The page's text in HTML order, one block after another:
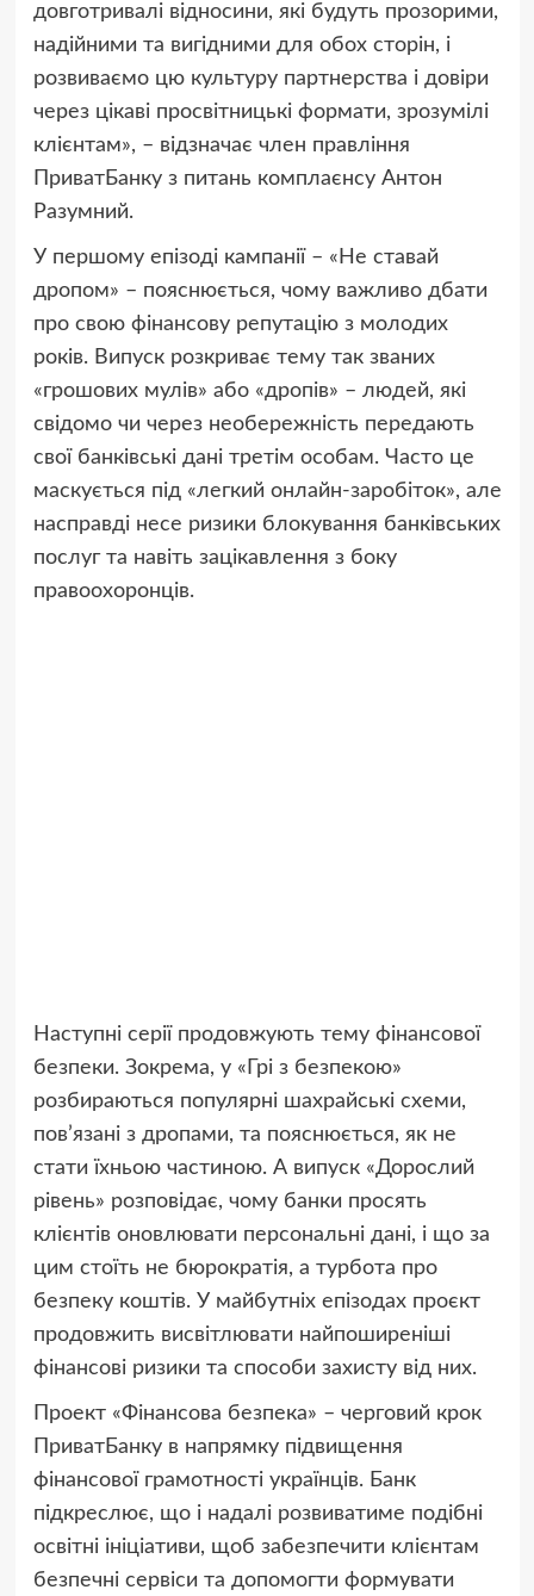
довготривалі відносини, які будуть прозорими,
надійними та вигідними для обох сторін, і
розвиваємо цю культуру партнерства і довіри
через цікаві просвітницькі формати, зрозумілі
клієнтам», – відзначає член правління
ПриватБанку з питань комплаєнсу Антон
Разумний.
У першому епізоді кампанії – «Не ставай
дропом» – пояснюється, чому важливо дбати
про свою фінансову репутацію з молодих
років. Випуск розкриває тему так званих
«грошових мулів» або «дропів» – людей, які
свідомо чи через необережність передають
свої банківські дані третім особам. Часто це
маскується під «легкий онлайн-заробіток», але
насправді несе ризики блокування банківських
послуг та навіть зацікавлення з боку
правоохоронців.
Наступні серії продовжують тему фінансової
безпеки. Зокрема, у «Грі з безпекою»
розбираються популярні шахрайські схеми,
пов’язані з дропами, та пояснюється, як не
стати їхньою частиною. А випуск «Дорослий
рівень» розповідає, чому банки просять
клієнтів оновлювати персональні дані, і що за
цим стоїть не бюрократія, а турбота про
безпеку коштів. У майбутніх епізодах проєкт
продовжить висвітлювати найпоширеніші
фінансові ризики та способи захисту від них.
Проект «Фінансова безпека» – черговий крок
ПриватБанку в напрямку підвищення
фінансової грамотності українців. Банк
підкреслює, що і надалі розвиватиме подібні
освітні ініціативи, щоб забезпечити клієнтам
безпечні сервіси та допомогти формувати